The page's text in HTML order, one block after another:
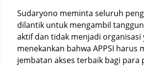
Sudaryono meminta seluruh
dilantik untuk mengambil
aktif dan tidak menjadi organisasi
menekankan bahwa APPSI harus
jembatan akses terbaik bagi para